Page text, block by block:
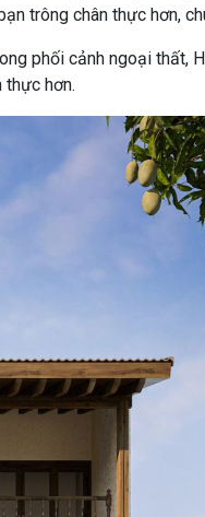
trông chân thực hơn,
phối cảnh ngoại thất,
thực hơn.